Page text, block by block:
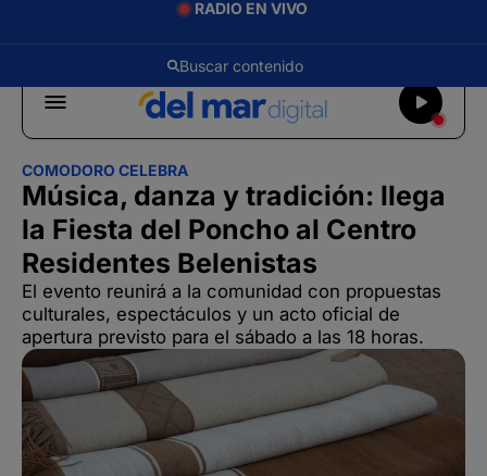
RADIO EN VIVO
COMODORO CELEBRA
Música, danza y tradición: llega
la Fiesta del Poncho al Centro
Residentes Belenistas
El evento reunirá a la comunidad con propuestas
culturales, espectáculos y un acto oficial de
apertura previsto para el sábado a las 18 horas.